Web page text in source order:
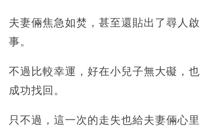
夫妻倆焦急如焚，甚至還貼出了尋人啟
事。
不過比較幸運，好在小兒子無大礙，也
成功找回。
只不過，這一次的走失也給夫妻倆心里